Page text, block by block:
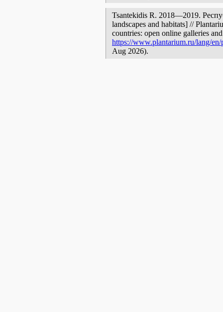
Tsantekidis R. 2018—2019.
landscapes and habitats] //
countries: open online galleries
https://www.plantarium.ru/lang/
Aug 2026).